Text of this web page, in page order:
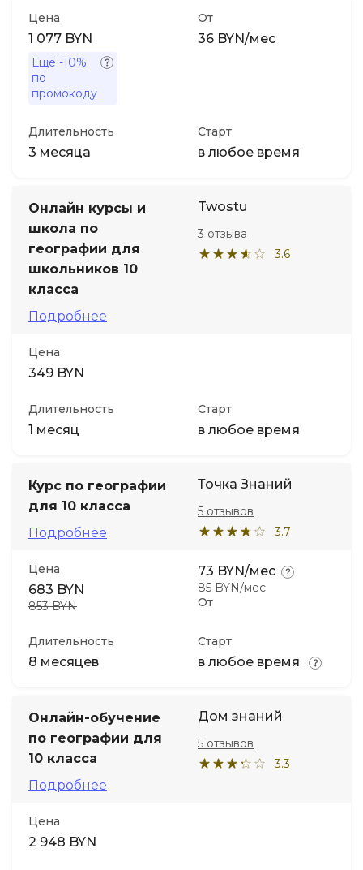
Цена
1 077 BYN
Ещё -10%
по
промокоду
От
36 BYN/мес
Длительность
3 месяца
Старт
в любое время
Онлайн курсы и
школа по
географии для
школьников 10
класса
Подробнее
Twostu
3.6
3 отзыва
Цена
349 BYN
Длительность
1 месяц
Старт
в любое время
Курс по географии
для 10 класса
Подробнее
Точка Знаний
3.7
5 отзывов
Цена
683 BYN
853 BYN От
73 BYN/мес
85 BYN/мес
Длительность
8 месяцев
Старт
в любое время
Онлайн-обучение
по географии для
10 класса
Подробнее
Дом знаний
3.3
5 отзывов
Цена
2 948 BYN